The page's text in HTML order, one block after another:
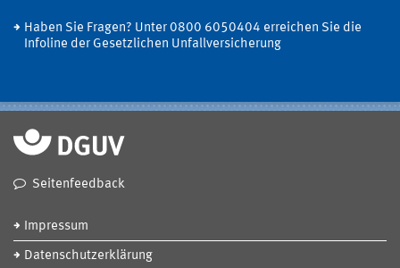
Haben Sie Fragen? Unter 0800 6050404 erreichen Sie die
Infoline der Gesetzlichen Unfallversicherung
Seitenfeedback
Impressum
Datenschutzerklärung